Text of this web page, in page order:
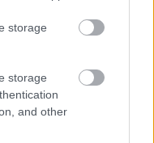
storage
storage
and other
bővítik
jó hírű református